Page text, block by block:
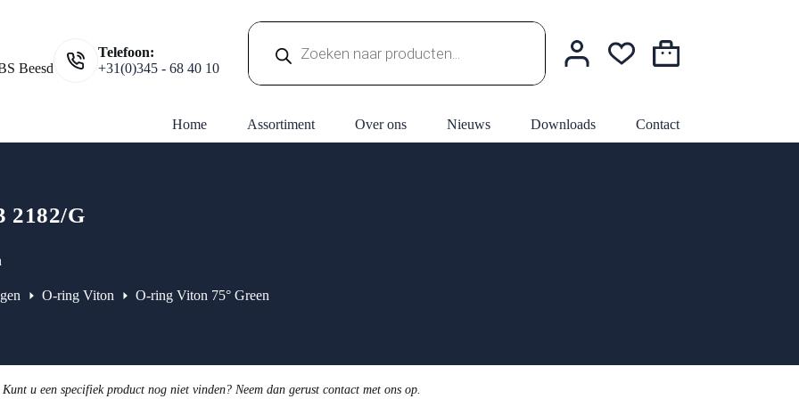
Beesd
Telefoon:
+31(0)345 - 68 40 10
zoeken
Winkelwagen
Home Assortiment Over ons Nieuws Downloads Contact
2182/G
O-ring Viton O-ring Viton 75° Green
u een specifiek product nog niet vinden? Neem dan gerust contact met ons op.